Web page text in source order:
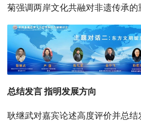
菊强调两岸文化共融对非遗传承的
总结发言指明发展方向
耿继武对嘉宾论述高度评价并总